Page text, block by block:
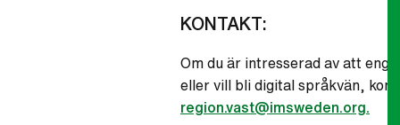
KONTAKT:
Om du är intresserad av att
eller vill bli digital språkvän,
region.vast@imsweden.org.